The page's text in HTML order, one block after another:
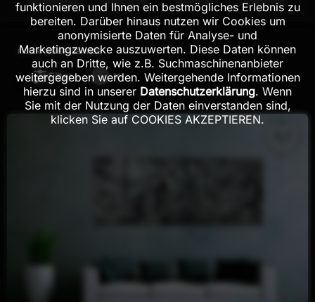
FILTER:189 ERGEBNISSE
Filter
funktionieren und Ihnen ein bestmögliches Erlebnis zu
bereiten. Darüber hinaus nutzen wir Cookies um
anonymisierte Daten für Analyse- und
Marketingzwecke auszuwerten. Diese Daten können
auch an Dritte, wie z.B. Suchmaschinenanbieter
weitergegeben werden. Weitergehende Informationen
hierzu sind in unserer Datenschutzerklärung. Wenn
Sie mit der Nutzung der Daten einverstanden sind,
klicken Sie auf COOKIES AKZEPTIEREN.